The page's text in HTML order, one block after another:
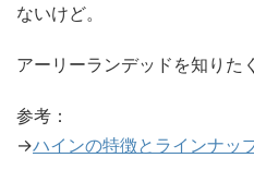
ないけど。
アーリーランデッドを知りた
参考：
→ハインの特徴とラインナッ